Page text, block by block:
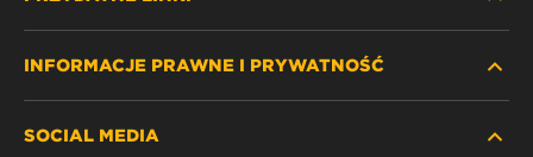
GDZIE KUPIĆ
INFORMACJE PRAWNE I PRYWATNOŚĆ
SOCIAL MEDIA